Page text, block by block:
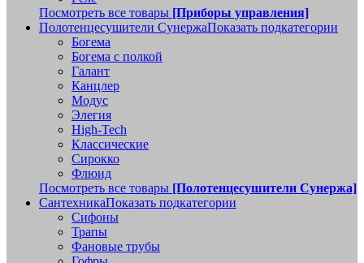
Посмотреть все товары [Приборы управления]
Полотенцесушители СунержаПоказать подкатегории
Богема
Богема с полкой
Галант
Канцлер
Модус
Элегия
High-Tech
Классические
Сирокко
Флюид
Посмотреть все товары [Полотенцесушители Сунержа]
СантехникаПоказать подкатегории
Сифоны
Трапы
Фановые трубы